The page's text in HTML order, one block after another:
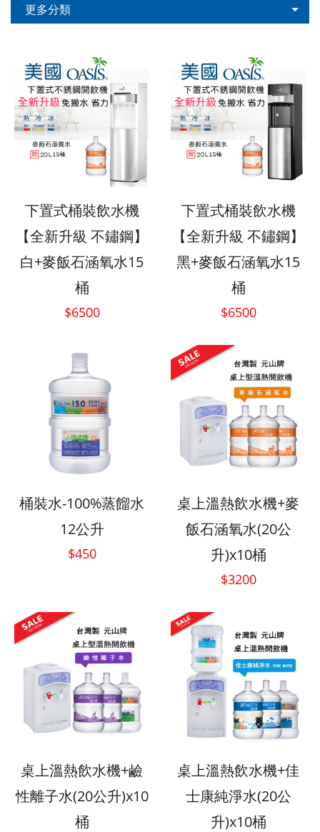
更多分類
下置式桶裝飲水機
【全新升級 不鏽鋼】
白+麥飯石涵氧水15
桶
$6500
下置式桶裝飲水機
【全新升級 不鏽鋼】
黑+麥飯石涵氧水15
桶
$6500
桶裝水-100%蒸餾水
12公升
$450
桌上溫熱飲水機+麥
飯石涵氧水(20公
升)x10桶
$3200
桌上溫熱飲水機+鹼
性離子水(20公升)x10
桶
桌上溫熱飲水機+佳
士康純淨水(20公
升)x10桶